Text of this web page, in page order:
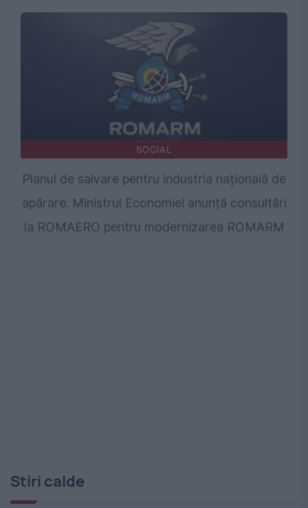
SOCIAL
Planul de salvare pentru industria națională de
apărare. Ministrul Economiei anunță consultări
la ROMAERO pentru modernizarea ROMARM
Stiri calde